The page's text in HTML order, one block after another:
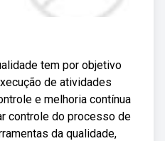
tem por objetivo
de atividades
e melhoria contínua
controle do processo de
da qualidade,